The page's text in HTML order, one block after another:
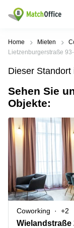
Mieten / Vermieten
Produktseiten
Büro
mieten
center
Coworking
Space
Seminarraum
Virtuelles
Büro
Beliebte
Städte
Büro
mieten
Geschäftsadresse
Hamburg
Geschäftsadresse
mieten
Düsseldorf
Geschäftsadresse
Stuttgart
Büro
Beliebte
Suchanfragen
Regus
Dortmund
Ruhrallee
Dortmund
Office Club
Ballindamm
3
Rahel-
Hirsch-
Straße
Hilfe
Über uns
Büro vermieten
Preis
Log-in
Home Mieten
Lietzenburgerstraße
Dieser Standort
Sehen Sie
Objekte:
Coworking +2
Wielandstraße